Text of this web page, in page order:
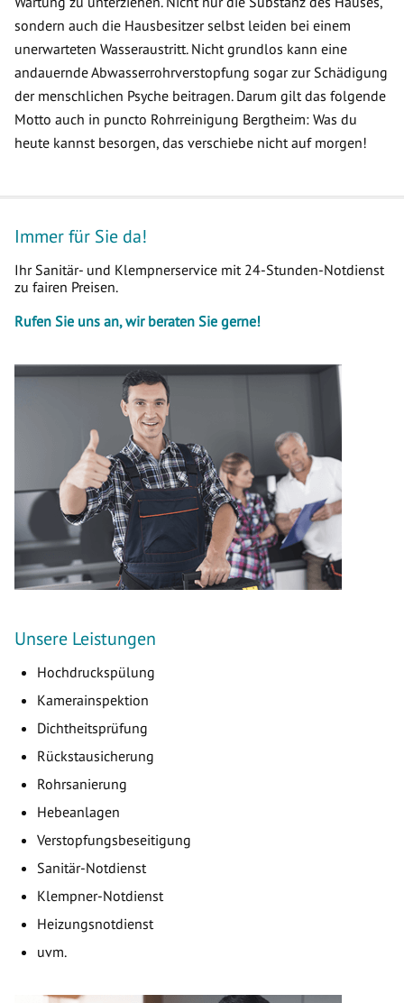
sondern auch die Hausbesitzer selbst leiden bei einem
unerwarteten Wasseraustritt. Nicht grundlos kann eine
andauernde Abwasserrohrverstopfung sogar zur Schädigung
der menschlichen Psyche beitragen. Darum gilt das folgende
Motto auch in puncto Rohrreinigung Bergtheim: Was du
heute kannst besorgen, das verschiebe nicht auf morgen!
Immer für Sie da!
Ihr Sanitär- und Klempnerservice mit 24-Stunden-Notdienst
zu fairen Preisen.
Rufen Sie uns an, wir beraten Sie gerne!
Unsere Leistungen
Hochdruckspülung
Kamerainspektion
Dichtheitsprüfung
Rückstausicherung
Rohrsanierung
Hebeanlagen
Verstopfungsbeseitigung
Sanitär-Notdienst
Klempner-Notdienst
Heizungsnotdienst
uvm.